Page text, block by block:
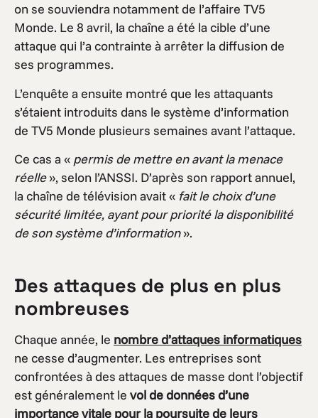
on se souviendra notamment de l’affaire TV5
Monde. Le 8 avril, la chaîne a été la cible d’une
attaque qui l’a contrainte à arrêter la diffusion de
ses programmes.
L’enquête a ensuite montré que les attaquants
s’étaient introduits dans le système d’information
de TV5 Monde plusieurs semaines avant l’attaque.
Ce cas a « permis de mettre en avant la menace
réelle», selon l’ANSSI. D’après son rapport annuel,
la chaîne de télévision avait « fait le choix d’une
sécurité limitée, ayant pour priorité la disponibilité
de son système d’information».
Des attaques de plus en plus
nombreuses
Chaque année, le nombre d’attaques informatiques
ne cesse d’augmenter. Les entreprises sont
confrontées à des attaques de masse dont l’objectif
est généralement le vol de données d’une
importance vitale pour la poursuite de leurs